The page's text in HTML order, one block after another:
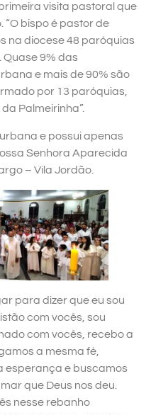
visita pastoral que
bispo é pastor de
na diocese 48 paróquias
Quase 9% das
e mais de 90% são
por 13 paróquias,
Palmeirinha”.
e possui apenas
Senhora Aparecida
– Vila Jordão.
para dizer que eu sou
com vocês, sou
com vocês, recebo a
a mesma fé,
esperança e buscamos
que Deus nos deu.
nesse rebanho